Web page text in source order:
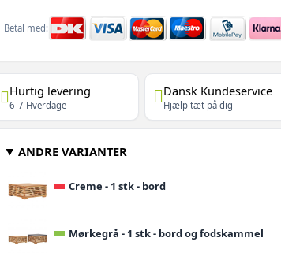
Betal med:
Hurtig levering
6-7 Hverdage
Dansk Kundeservice
Hjælp tæt på dig
ANDRE VARIANTER
Creme - 1 stk - bord
Mørkegrå - 1 stk - bord og fodskammel